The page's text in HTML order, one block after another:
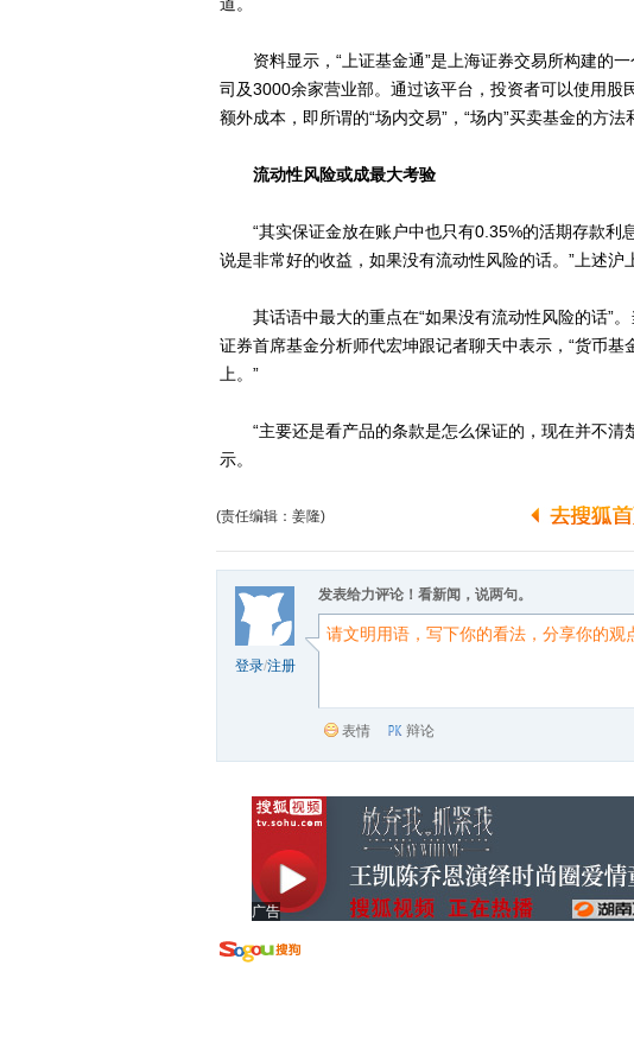
资料显示，“上证基金通”是上海证券交易所构建的一
司及3000余家营业部。通过该平台，投资者可以使用
额外成本，即所谓的“场内交易”，“场内”买卖基金的方法
流动性风险或成最大考验
“其实保证金放在账户中也只有0.35%的活期存款利
说是非常好的收益，如果没有流动性风险的话。”上述沪
其话语中最大的重点在“如果没有流动性风险的话”。
证券首席基金分析师代宏坤跟记者聊天中表示，“货币
上。”
“主要还是看产品的条款是怎么保证的，现在并不清
示。
(责任编辑：姜隆)
登录/注册
发表给力评论！看新闻，说两句。
表情 辩论
广告